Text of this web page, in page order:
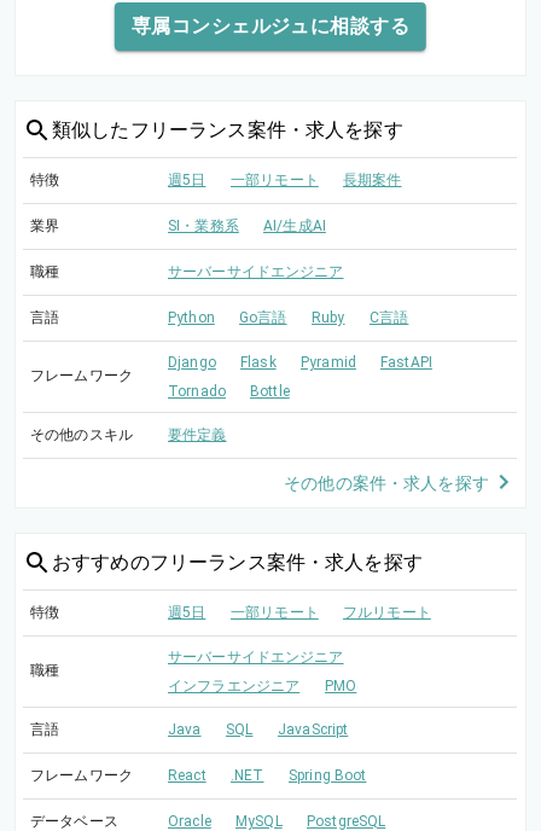
専属コンシェルジュに相談する
類似した フリーランス案件・求人を探す
特徴 週5日 一部リモート 長期案件
業界 SI・業務系 AI/生成AI
職種 サーバーサイドエンジニア
言語 Python Go言語 Ruby C言語
フレームワーク
Django Flask Pyramid
FastAPI
Tornado
Bottle
その他のスキル 要件定義
その他の案件・求人を探す
おすすめのフリーランス案件・求人を探す
特徴 週5日 一部リモート フルリモート
職種
サーバーサイドエンジニア
インフラエンジニア
PMO
言語 Java SQL JavaScript
フレームワーク React .NET Spring Boot
データベース Oracle MySQL PostgreSQL